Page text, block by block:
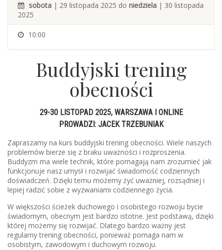
sobota | 29 listopada 2025 do niedziela | 30 listopada
2025
10:00
Buddyjski trening
obecności
29-30 LISTOPAD 2025, WARSZAWA I ONLINE
PROWADZI: JACEK TRZEBUNIAK
Zapraszamy na kurs buddyjski trening obecności. Wiele naszych
problemów bierze się z braku uważności i rozproszenia.
Buddyzm ma wiele technik, które pomagają nam zrozumieć jak
funkcjonuje nasz umysł i rozwijać świadomość codziennych
doświadczeń. Dzięki temu możemy żyć uważniej, rozsądniej i
lepiej radzić sobie z wyzwaniami codziennego życia.
W większości ścieżek duchowego i osobistego rozwoju bycie
świadomym, obecnym jest bardzo istotne. Jest podstawą, dzięki
której możemy się rozwijać. Dlatego bardzo ważny jest
regularny trening obecności, ponieważ pomaga nam w
osobistym, zawodowym i duchowym rozwoju.